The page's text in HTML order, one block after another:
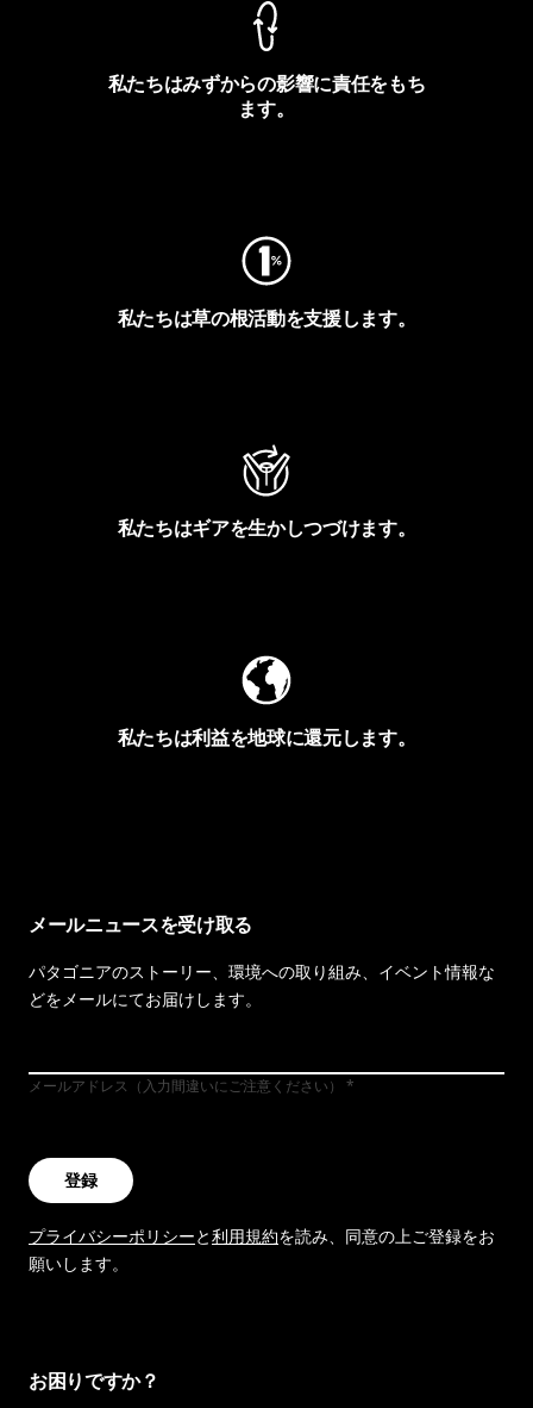
私たちはみずからの影響に責任をもち
ます。
私たちは草の根活動を支援します。
私たちはギアを生かしつづけます。
私たちは利益を地球に還元します。
メールニュースを受け取る
パタゴニアのストーリー、環境への取り組み、イベント情報な
どをメールにてお届けします。
メールアドレス（入力間違いにご注意ください）
登録
プライバシーポリシーと利用規約を読み、同意の上ご登録をお
願いします。
お困りですか？